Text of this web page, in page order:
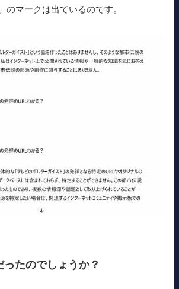
のマークは出ているのです。
たのでしょうか？